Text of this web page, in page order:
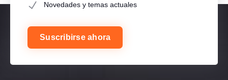
Novedades y temas actuales
Suscribirse ahora